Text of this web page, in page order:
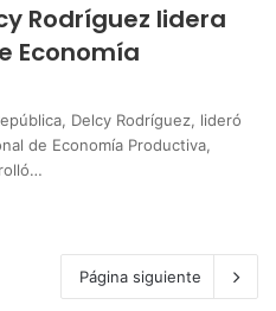
Rodríguez lidera
Economía
Delcy Rodríguez, lideró
de Economía Productiva,
Página siguiente